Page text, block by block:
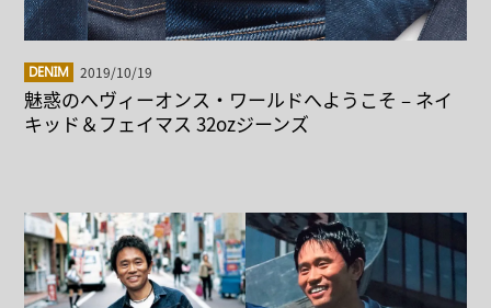
DENIM 2019/10/19
魅惑のへヴィーオンス・ワールドへようこそ – ネイ
キッド＆フェイマス 32ozジーンズ